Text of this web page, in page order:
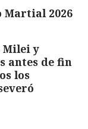
Martial 2026
Milei y
antes de fin
los